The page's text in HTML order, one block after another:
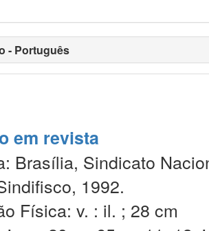
- Português
em revista
Brasília, Sindicato
1992.
Física: v. : il. ; 28 cm